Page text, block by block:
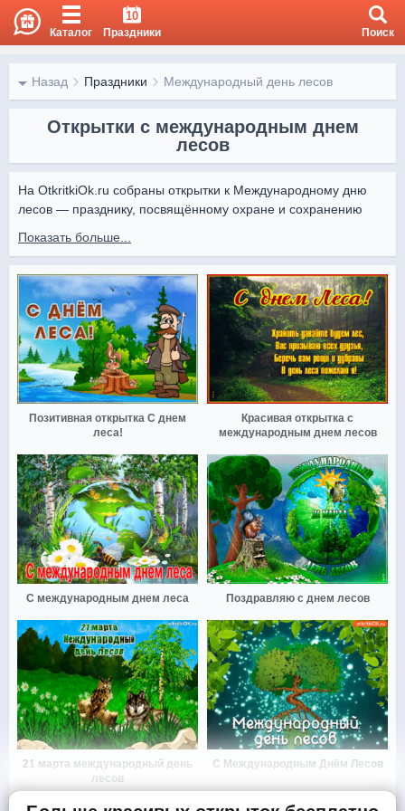
Каталог
10
Праздники Поиск
Назад Праздники Международный день лесов
Открытки с международным днем
лесов
На OtkritkiOk.ru собраны открытки к Международному дню
лесов — празднику, посвящённому охране и сохранению
напомнить о важности бережного отношения к лесам.
Показать больше...
Позитивная открытка С днем
леса!
Красивая открытка с
международным днем лесов
С международным днем леса Поздравляю с днем лесов
21 марта международный день
лесов
С Международным Днём Лесов